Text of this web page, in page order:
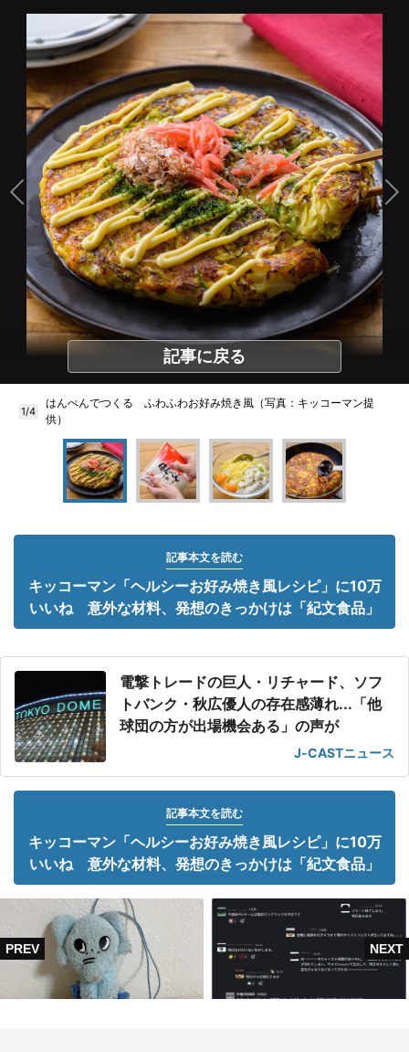
記事に戻る
1/4
はんぺんでつくる ふわふわお好み焼き風（写真：キッコーマン提
供）
記事本文を読む
キッコーマン「ヘルシーお好み焼き風レシピ」に10万
いいね 意外な材料、発想のきっかけは「紀文食品」
電撃トレードの巨人・リチャード、ソフ
トバンク・秋広優人の存在感薄れ...「他
球団の方が出場機会ある」の声が
J-CASTニュース
記事本文を読む
キッコーマン「ヘルシーお好み焼き風レシピ」に10万
いいね 意外な材料、発想のきっかけは「紀文食品」